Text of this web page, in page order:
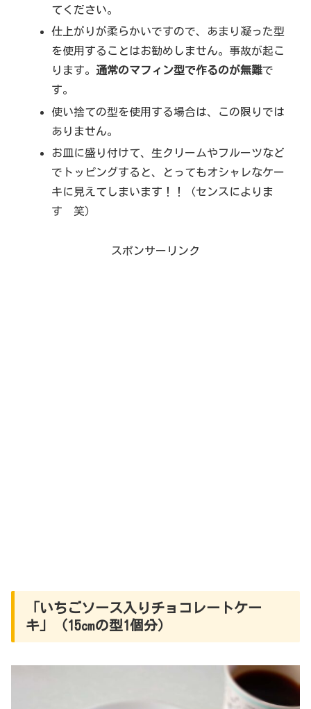
てください。
仕上がりが柔らかいですので、あまり凝った型
を使用することはお勧めしません。事故が起こ
ります。 通常のマフィン型で作るのが無難で
す。
使い捨ての型を使用する場合は、この限りでは
ありません。
お皿に盛り付けて、生クリームやフルーツなど
でトッピングすると、とってもオシャレなケー
キに見えてしまいます！！（センスによりま
す 笑）
スポンサーリンク
「いちごソース入りチョコレートケー
キ」（15㎝の型1個分）